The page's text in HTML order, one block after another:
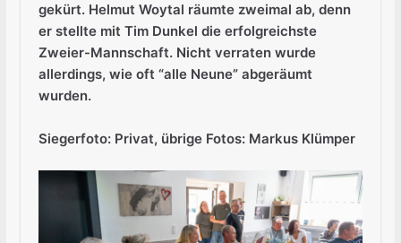
gekürt. Helmut Woytal räumte zweimal ab, denn
er stellte mit Tim Dunkel die erfolgreichste
Zweier-Mannschaft. Nicht verraten wurde
allerdings, wie oft “alle Neune” abgeräumt
wurden.
Siegerfoto: Privat, übrige Fotos: Markus Klümper